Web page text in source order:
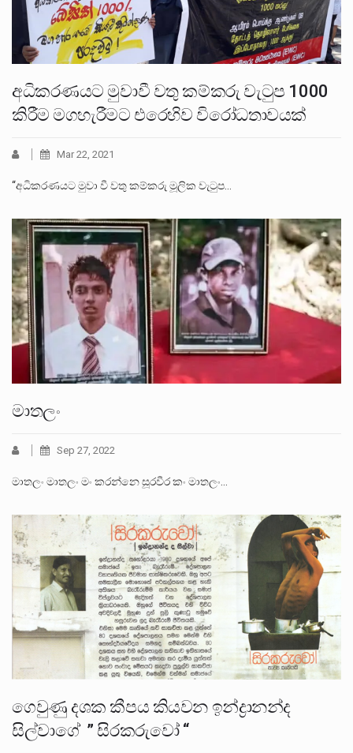
අධිකරණයට මුවාවී වතු කම්කරු වැටුප 1000
කිරීම මගහැරීමට එරෙහිව විරෝධතාවයක්
Mar 22, 2021
“අධිකරණයට මුවා වී වතු කම්කරු මූලික වැටුප…
මාතලං
Sep 27, 2022
මාතලං මාතලං මං කරන්නෙ සූරවීර කං මාතලං…
ගෙවුණු දශක කීපය කියවන ඉන්ද්‍රානන්ද
සිල්වාගේ ” සිරකරුවෝ “